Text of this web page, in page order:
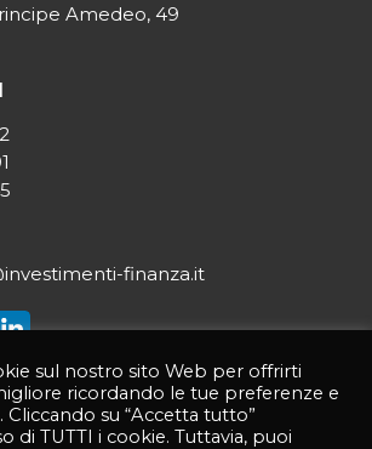
Amedeo, 49
finanza.it
& FINANZA | Tutti i diritti riservati | P.IVA
Policy|Credits: Asernet
sul nostro sito Web per offrirti
ricordando le tue preferenze e
Cliccando su “Accetta tutto”
di TUTTI i cookie. Tuttavia, puoi